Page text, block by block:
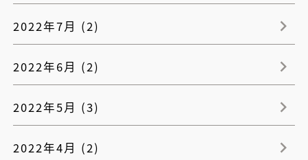
2022年7月 (2)
2022年6月 (2)
2022年5月 (3)
2022年4月 (2)